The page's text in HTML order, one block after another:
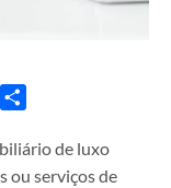
Telegram
de luxo
ou serviços de